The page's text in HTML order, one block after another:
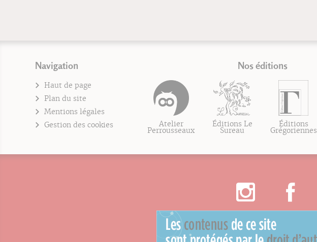
Navigation
Haut de page
Plan du site
Mentions légales
Gestion des cookies
Nos éditions
Atelier
Perrousseaux
Éditions Le
Sureau
Éditions
Grégoriennes